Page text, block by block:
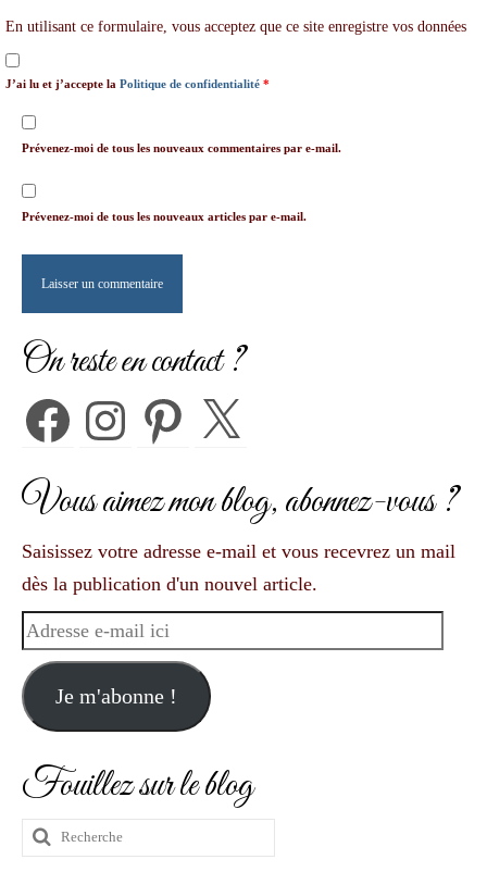
En utilisant ce formulaire, vous acceptez que ce site enregistre vos données
J’ai lu et j’accepte la Politique de confidentialité *
Prévenez-moi de tous les nouveaux commentaires par e-mail.
Prévenez-moi de tous les nouveaux articles par e-mail.
On reste en contact ?
FacebookInstagramPinterest X
Vous aimez mon blog, abonnez-vous ?
Saisissez votre adresse e-mail et vous recevrez un mail
dès la publication d'un nouvel article.
Adresse
mail
ici
Je m'abonne !
Fouillez sur le blog
Rechercher